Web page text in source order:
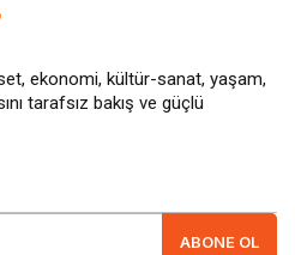
ekonomi, kültür-sanat, yaşam,
tarafsız bakış ve güçlü
ABONE OL